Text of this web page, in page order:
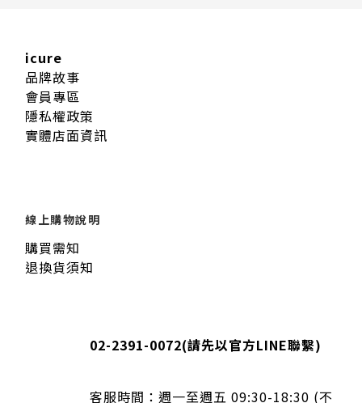
icure
品牌故事
會員專區
隱私權政策
實體店面資訊
線上購物說明
購買需知
退換貨須知
02-2391-0072(請先以官方LINE聯繫)
客服時間： 週一至週五 09:30-18:30 (不